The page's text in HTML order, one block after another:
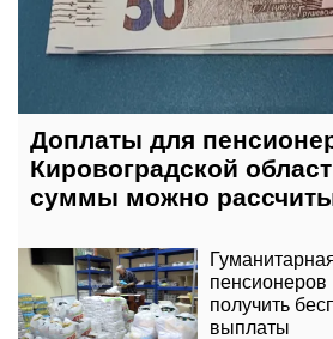
Доплаты для
Кировоградской
суммы можно
пенсионеров
получить
выплаты